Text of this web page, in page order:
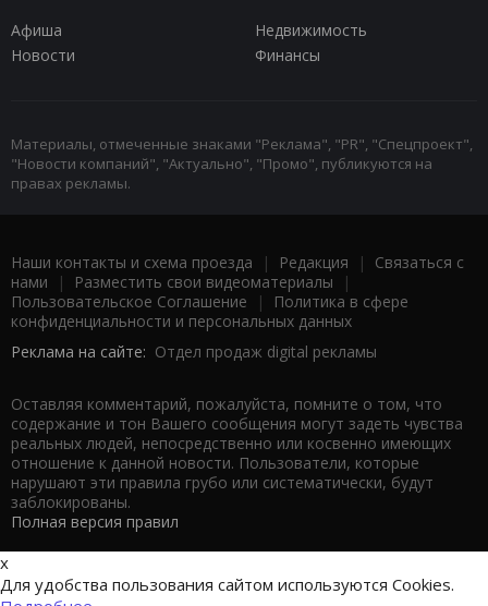
Афиша
Недвижимость
Новости
Финансы
Материалы, отмеченные знаками "Реклама", "PR", "Спецпроект",
"Новости компаний", "Актуально", "Промо", публикуются на
правах рекламы.
Наши контакты и схема проезда | Редакция | Связаться с
нами | Разместить свои видеоматериалы |
Пользовательское Соглашение |
Политика в сфере
конфиденциальности и персональных данных
Реклама на сайте: Отдел продаж digital рекламы
Оставляя комментарий, пожалуйста, помните о том, что
содержание и тон Вашего сообщения могут задеть чувства
реальных людей, непосредственно или косвенно имеющих
отношение к данной новости. Пользователи, которые
нарушают эти правила грубо или систематически, будут
заблокированы.
Полная версия правил
x
Для удобства пользования сайтом используются Cookies.